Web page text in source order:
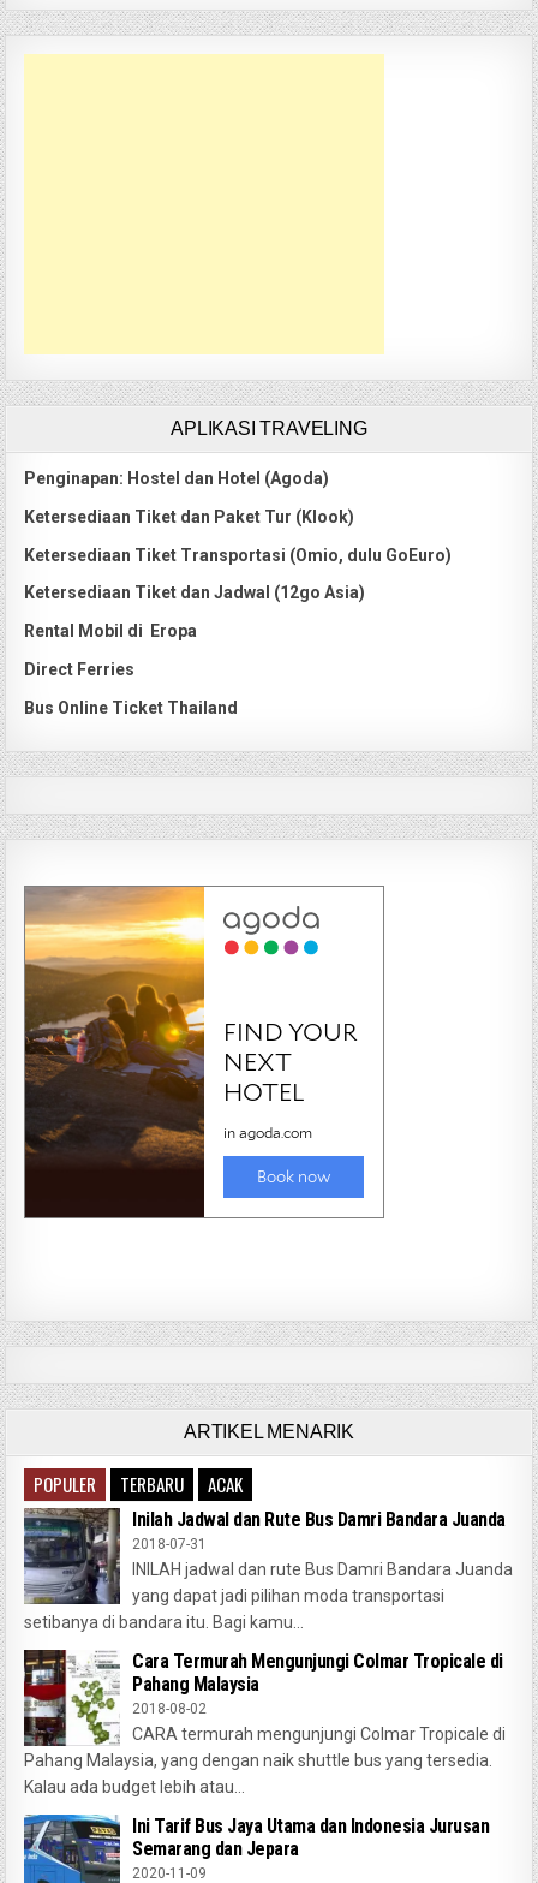
APLIKASI TRAVELING
Penginapan: Hostel dan Hotel (Agoda)
Ketersediaan Tiket dan Paket Tur (Klook)
Ketersediaan Tiket Transportasi (Omio, dulu GoEuro)
Ketersediaan Tiket dan Jadwal (12go Asia)
Rental Mobil di Eropa
Direct Ferries
Bus Online Ticket Thailand
ARTIKEL MENARIK
POPULER TERBARU ACAK
Inilah Jadwal dan Rute Bus Damri Bandara Juanda
2018-07-31
INILAH jadwal dan rute Bus Damri Bandara Juanda
yang dapat jadi pilihan moda transportasi
setibanya di bandara itu. Bagi kamu...
Cara Termurah Mengunjungi Colmar Tropicale di
Pahang Malaysia
2018-08-02
CARA termurah mengunjungi Colmar Tropicale di
Pahang Malaysia, yang dengan naik shuttle bus yang tersedia.
Kalau ada budget lebih atau...
Ini Tarif Bus Jaya Utama dan Indonesia Jurusan
Semarang dan Jepara
2020-11-09